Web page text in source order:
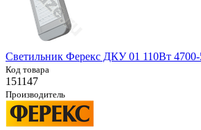
Светильник Ферекс ДКУ 01 110Вт
Код товара
151147
Производитель